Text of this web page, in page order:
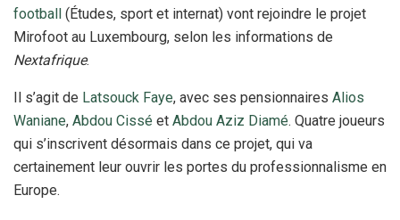
football (Études, sport et internat) vont rejoindre le projet
Mirofoot au Luxembourg, selon les informations de
Nextafrique.
Il s’agit de Latsouck Faye, avec ses pensionnaires Alios
Waniane, Abdou Cissé et Abdou Aziz Diamé. Quatre joueurs
qui s’inscrivent désormais dans ce projet, qui va
certainement leur ouvrir les portes du professionnalisme en
Europe.